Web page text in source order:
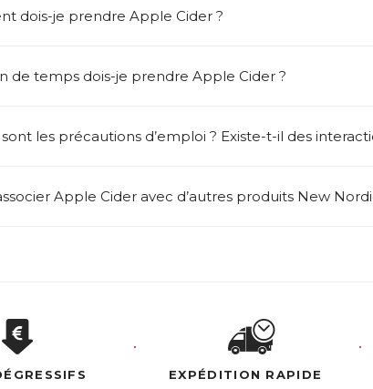
dois-je prendre Apple Cider ?
de temps dois-je prendre Apple Cider ?
les précautions d’emploi ? Existe-t-il des
Apple Cider avec d’autres produits New
EXPÉDITION RAPIDE